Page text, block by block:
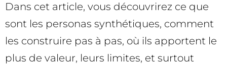
Dans cet article, vous découvrirez ce que
sont les personas synthétiques, comment
les construire pas à pas, où ils apportent le
plus de valeur, leurs limites, et surtout